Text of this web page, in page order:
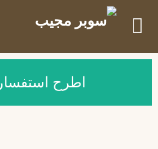
اطرح استفسار